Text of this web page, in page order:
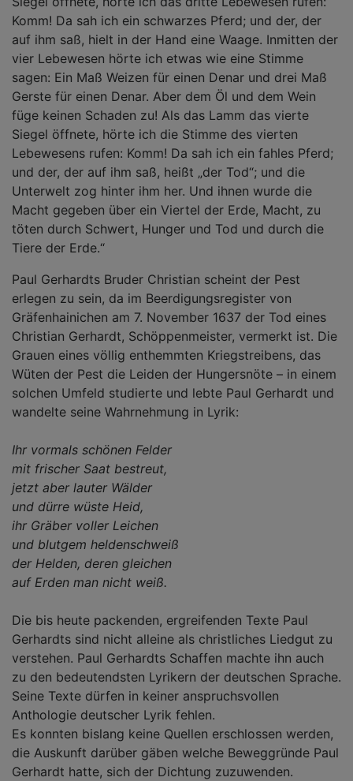
Komm! Da sah ich ein schwarzes Pferd; und der, der
auf ihm saß, hielt in der Hand eine Waage. Inmitten der
vier Lebewesen hörte ich etwas wie eine Stimme
sagen: Ein Maß Weizen für einen Denar und drei Maß
Gerste für einen Denar. Aber dem Öl und dem Wein
füge keinen Schaden zu! Als das Lamm das vierte
Siegel öffnete, hörte ich die Stimme des vierten
Lebewesens rufen: Komm! Da sah ich ein fahles Pferd;
und der, der auf ihm saß, heißt „der Tod“; und die
Unterwelt zog hinter ihm her. Und ihnen wurde die
Macht gegeben über ein Viertel der Erde, Macht, zu
töten durch Schwert, Hunger und Tod und durch die
Tiere der Erde.“
Paul Gerhardts Bruder Christian scheint der Pest
erlegen zu sein, da im Beerdigungsregister von
Gräfenhainichen am 7. November 1637 der Tod eines
Christian Gerhardt, Schöppenmeister, vermerkt ist. Die
Grauen eines völlig enthemmten Kriegstreibens, das
Wüten der Pest die Leiden der Hungersnöte – in einem
solchen Umfeld studierte und lebte Paul Gerhardt und
wandelte seine Wahrnehmung in Lyrik:
Ihr vormals schönen Felder
mit frischer Saat bestreut,
jetzt aber lauter Wälder
und dürre wüste Heid,
ihr Gräber voller Leichen
und blutgem heldenschweiß
der Helden, deren gleichen
auf Erden man nicht weiß.
Die bis heute packenden, ergreifenden Texte Paul
Gerhardts sind nicht alleine als christliches Liedgut zu
verstehen. Paul Gerhardts Schaffen machte ihn auch
zu den bedeutendsten Lyrikern der deutschen Sprache.
Seine Texte dürfen in keiner anspruchsvollen
Anthologie deutscher Lyrik fehlen.
Es konnten bislang keine Quellen erschlossen werden,
die Auskunft darüber gäben welche Beweggründe Paul
Gerhardt hatte, sich der Dichtung zuzuwenden.